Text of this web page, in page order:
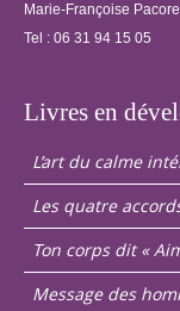
Marie-Françoise
Tel : 06 31 94 15 05
Livres en
L’art du calme
Les quatre
Ton corps dit «
Message des